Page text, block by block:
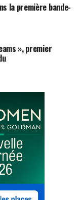
la première bande-
», premier